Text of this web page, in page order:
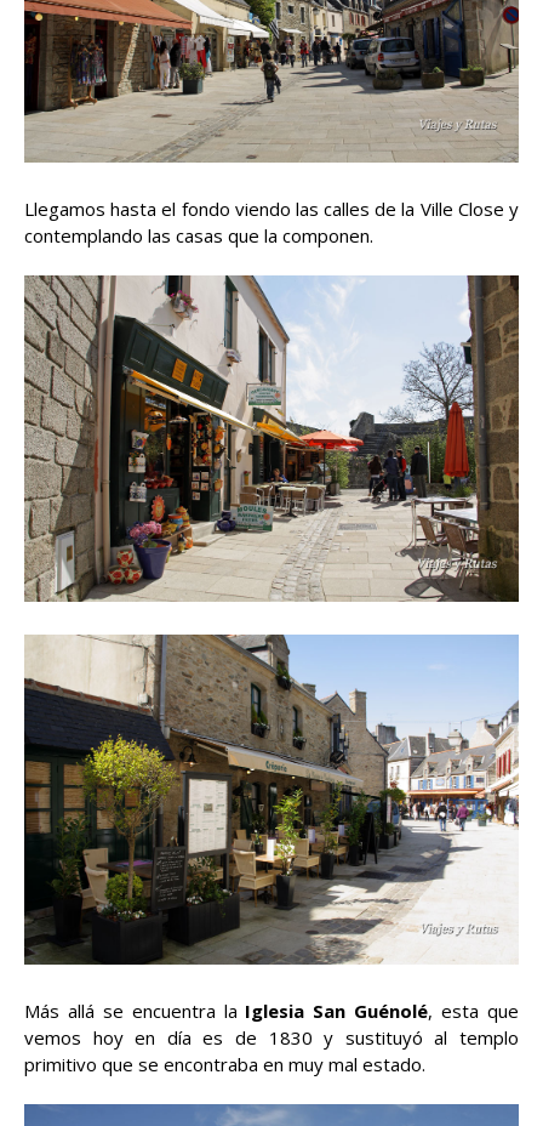
Llegamos hasta el fondo viendo las calles de la Ville Close y
contemplando las casas que la componen.
Más allá se encuentra la Iglesia San Guénolé, esta que
vemos hoy en día es de 1830 y sustituyó al templo
primitivo que se encontraba en muy mal estado.